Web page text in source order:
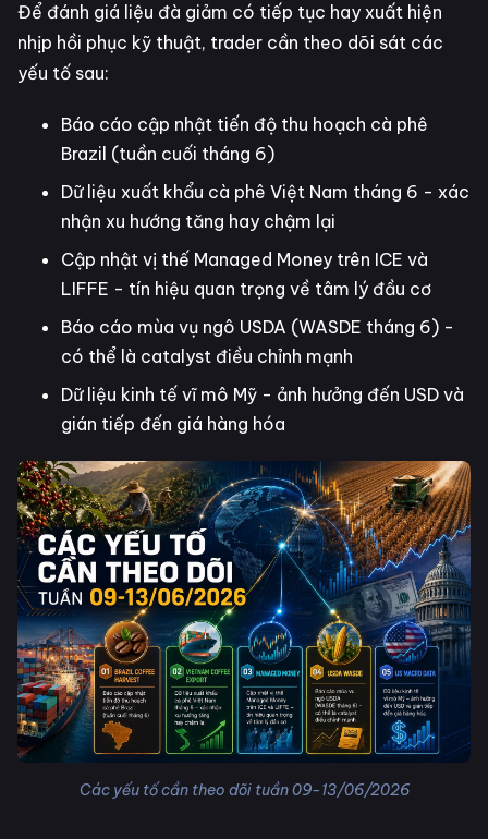
Để đánh giá liệu đà giảm có tiếp tục hay xuất hiện
nhịp hồi phục kỹ thuật, trader cần theo dõi sát các
yếu tố sau:
Báo cáo cập nhật tiến độ thu hoạch cà phê
Brazil (tuần cuối tháng 6)
Dữ liệu xuất khẩu cà phê Việt Nam tháng 6 - xác
nhận xu hướng tăng hay chậm lại
Cập nhật vị thế Managed Money trên ICE và
LIFFE - tín hiệu quan trọng về tâm lý đầu cơ
Báo cáo mùa vụ ngô USDA (WASDE tháng 6) -
có thể là catalyst điều chỉnh mạnh
Dữ liệu kinh tế vĩ mô Mỹ - ảnh hưởng đến USD và
gián tiếp đến giá hàng hóa
Các yếu tố cần theo dõi tuần 09-13/06/2026